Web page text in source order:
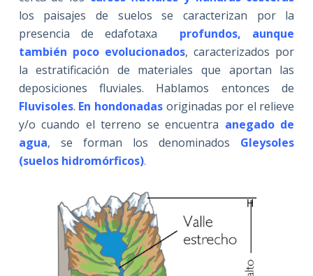
los paisajes de suelos se caracterizan por la
presencia de edafotaxa profundos, aunque
también poco evolucionados, caracterizados por
la estratificación de materiales que aportan las
deposiciones fluviales. Hablamos entonces de
Fluvisoles. En hondonadas originadas por el relieve
y/o cuando el terreno se encuentra anegado de
agua, se forman los denominados Gleysoles
(suelos hidromórficos).